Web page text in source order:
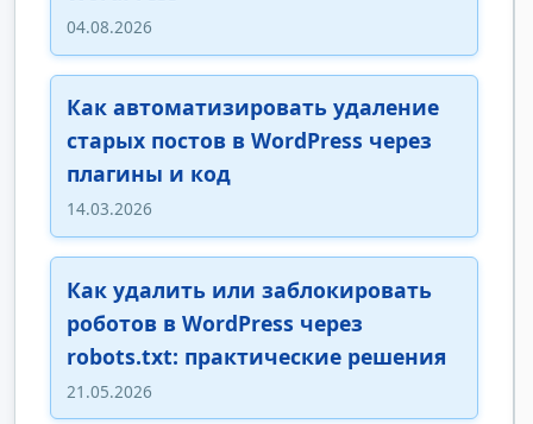
04.08.2026
Как автоматизировать удаление
старых постов в WordPress через
плагины и код
14.03.2026
Как удалить или заблокировать
роботов в WordPress через
robots.txt: практические решения
21.05.2026